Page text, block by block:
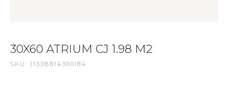
30X60 ATRIUM CJ 1.98 M2
SKU: 1133B814300184